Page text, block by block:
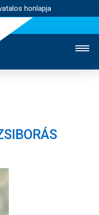
honlapja
STADION